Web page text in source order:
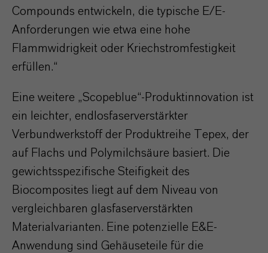
Compounds entwickeln, die typische E/E-
Anforderungen wie etwa eine hohe
Flammwidrigkeit oder Kriechstromfestigkeit
erfüllen.“
Eine weitere „Scopeblue“-Produktinnovation ist
ein leichter, endlosfaserverstärkter
Verbundwerkstoff der Produktreihe Tepex, der
auf Flachs und Polymilchsäure basiert. Die
gewichtsspezifische Steifigkeit des
Biocomposites liegt auf dem Niveau von
vergleichbaren glasfaserverstärkten
Materialvarianten. Eine potenzielle E&E-
Anwendung sind Gehäuseteile für die